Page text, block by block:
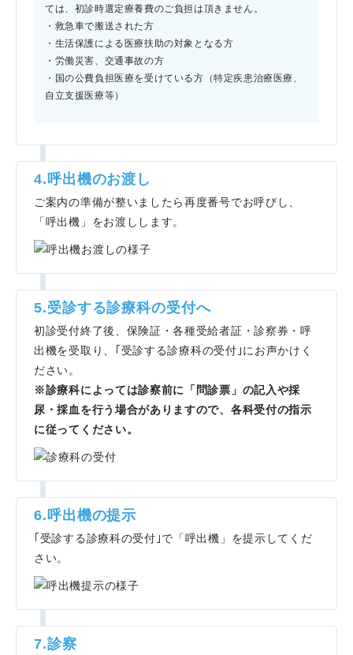
ては、初診時選定療養費のご負担は頂きません。
・救急車で搬送された方
・生活保護による医療扶助の対象となる方
・労働災害、交通事故の方
・国の公費負担医療を受けている方（特定疾患治療医療、
自立支援医療等）
4.呼出機のお渡し
ご案内の準備が整いましたら再度番号でお呼びし、
「呼出機」をお渡しします。
5.受診する診療科の受付へ
初診受付終了後、保険証・各種受給者証・診察券・呼
出機を受取り、
｢受診する診療科の受付｣にお声かけ く
ださい。
※診療科によっては診察前に「問診票」の記入や採
尿・採血を行う場合がありますので、各科受付の指示
に従ってください。
6.呼出機の提示
｢受診する診療科の受付｣で「呼出機」を提示してくだ
さい。
7.診察